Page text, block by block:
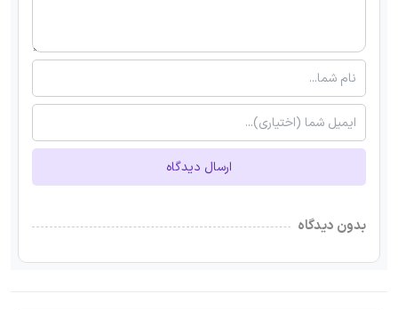
ارسال دیدگاه
بدون دیدگاه